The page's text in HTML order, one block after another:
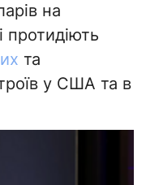
на
протидіють
та
у США та в